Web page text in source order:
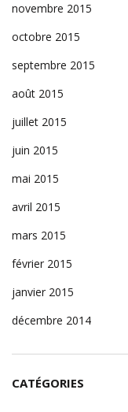
novembre 2015
octobre 2015
septembre 2015
août 2015
juillet 2015
juin 2015
mai 2015
avril 2015
mars 2015
février 2015
janvier 2015
décembre 2014
CATÉGORIES